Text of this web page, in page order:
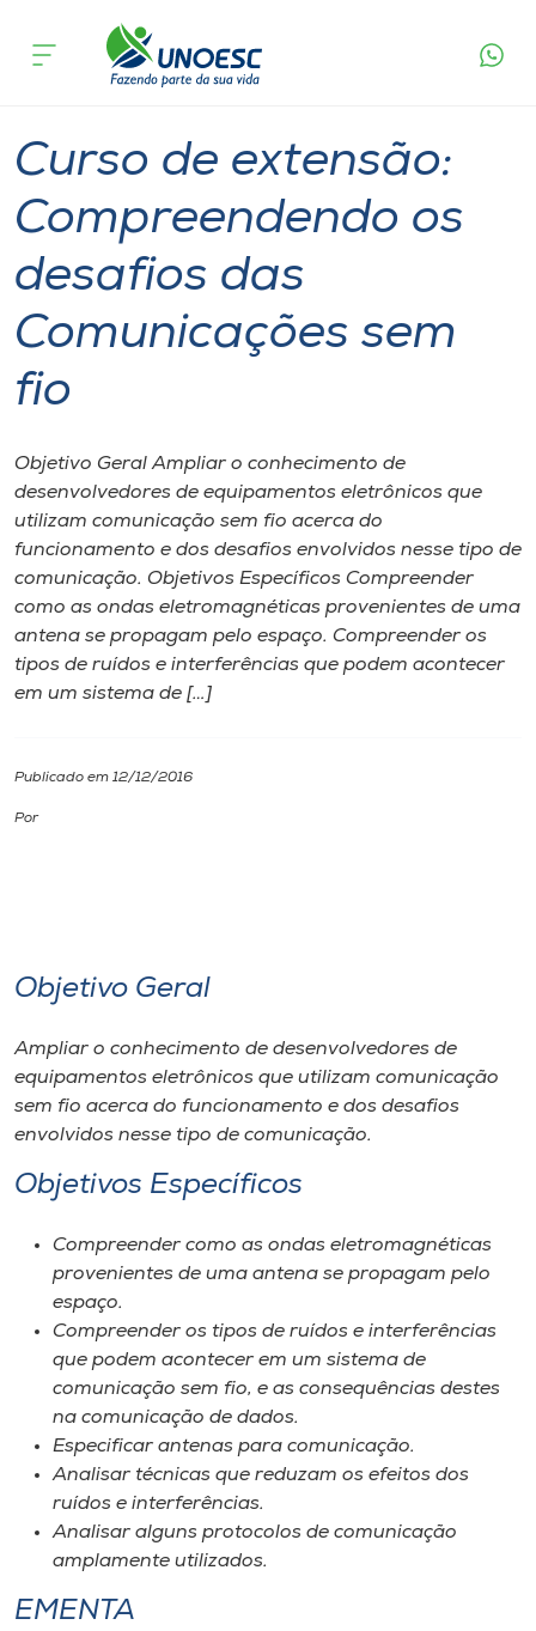
Cursos
Pesquisa
Atendimento ao Estudante
Portal de Ensino
Internacionalização
I.nova
Diplomados
Museu
Store
Selecione
o idioma
A-
acontece
Curso de extensão:
Compreendendo os
desafios das
Comunicações sem
fio
Objetivo Geral Ampliar o conhecimento de
desenvolvedores de equipamentos eletrônicos que
utilizam comunicação sem fio acerca do
funcionamento e dos desafios envolvidos nesse tipo de
comunicação. Objetivos Específicos Compreender
como as ondas eletromagnéticas provenientes de uma
antena se propagam pelo espaço. Compreender os
tipos de ruídos e interferências que podem acontecer
em um sistema de […]
Publicado em 12/12/2016
Por
Objetivo Geral
Ampliar o conhecimento de desenvolvedores de
equipamentos eletrônicos que utilizam comunicação
sem fio acerca do funcionamento e dos desafios
envolvidos nesse tipo de comunicação.
Objetivos Específicos
Compreender como as ondas eletromagnéticas
provenientes de uma antena se propagam pelo
espaço.
Compreender os tipos de ruídos e interferências
que podem acontecer em um sistema de
comunicação sem fio, e as consequências destes
na comunicação de dados.
Especificar antenas para comunicação.
Analisar técnicas que reduzam os efeitos dos
ruídos e interferências.
Analisar alguns protocolos de comunicação
amplamente utilizados.
EMENTA